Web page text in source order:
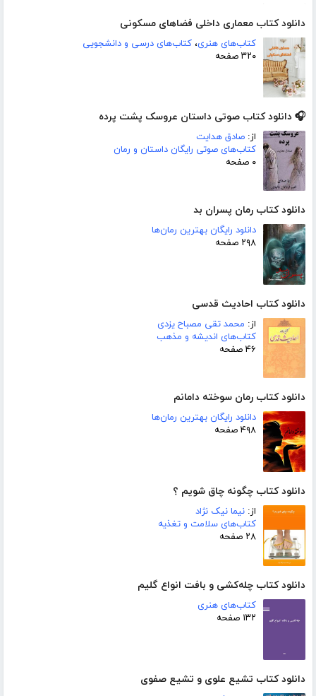
دانلود کتاب معماری داخلی فضاهای مسکونی
کتاب‌های هنری، کتاب‌های درسی و دانشجویی
۳۲۰ صفحه
🎧 دانلود کتاب صوتی داستان عروسک پشت پرده
از: صادق هدایت
کتاب‌های صوتی رایگان داستان و رمان
۰ صفحه
دانلود کتاب رمان پسران بد
دانلود رایگان بهترین رمان‌ها
۲۹۸ صفحه
دانلود کتاب احادیث قدسی
از: محمد تقی مصباح یزدی
کتاب‌های اندیشه و مذهب
۴۶ صفحه
دانلود کتاب رمان سوخته دامانم
دانلود رایگان بهترین رمان‌ها
۴۹۸ صفحه
دانلود کتاب چگونه چاق شویم ؟
از: نیما نیک نژاد
کتاب‌های سلامت و تغذیه
۲۸ صفحه
دانلود کتاب چله‌کشی و بافت انواع گلیم
کتاب‌های هنری
۱۳۲ صفحه
دانلود کتاب تشیع علوی و تشیع صفوی